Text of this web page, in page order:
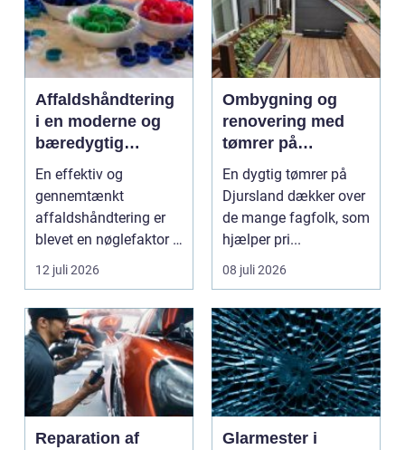
Affaldshåndtering
i en moderne og
bæredygtig
hverdag
En effektiv og
gennemtænkt
affaldshåndtering er
blevet en nøglefaktor i
den grønne omstilling.
Vi st...
12 juli 2026
Ombygning og
renovering med
tømrer på
Djursland
En dygtig tømrer på
Djursland dækker over
de mange fagfolk, som
hjælper pri...
08 juli 2026
Reparation af
Glarmester i